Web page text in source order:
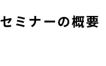
セミナーの概要